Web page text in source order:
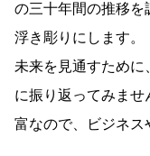
の三十年間の推移を
浮き彫りにします。
未来を見通すため
に振り返ってみま
富なので、ビジネス